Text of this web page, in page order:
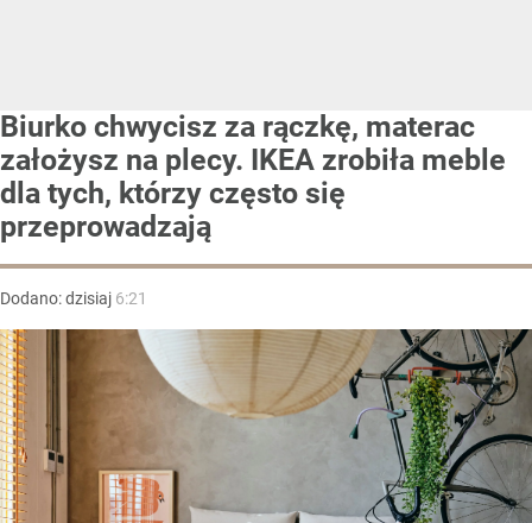
Biurko chwycisz za rączkę, materac
założysz na plecy. IKEA zrobiła meble
dla tych, którzy często się
przeprowadzają
Dodano:dzisiaj 6:21